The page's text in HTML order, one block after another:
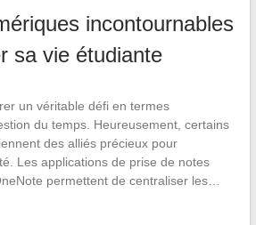
incontournables
sa vie étudiante
un véritable défi en termes
du temps. Heureusement, certains
des alliés précieux pour
Les applications de prise de notes
permettent de centraliser les…